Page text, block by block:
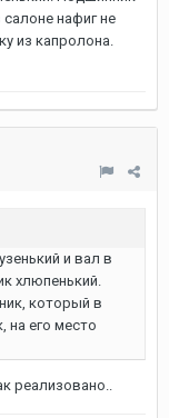
нафиг не
из капролона.
и вал в
хлюпенький.
который в
на его место
реализовано..